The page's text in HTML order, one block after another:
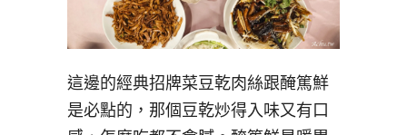
這邊的經典招牌菜豆乾肉絲跟醃篤鮮
是必點的，那個豆乾炒得入味又有口